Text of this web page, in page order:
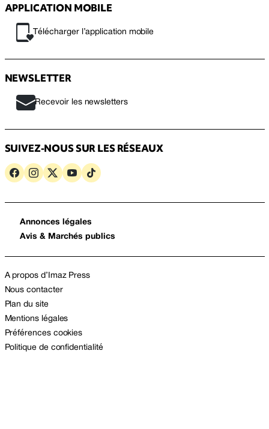
APPLICATION MOBILE
Télécharger l’application mobile
NEWSLETTER
Recevoir les newsletters
SUIVEZ-NOUS SUR LES RÉSEAUX
Annonces légales
Avis & Marchés publics
A propos d’Imaz Press
Nous contacter
Plan du site
Mentions légales
Préférences cookies
Politique de confidentialité